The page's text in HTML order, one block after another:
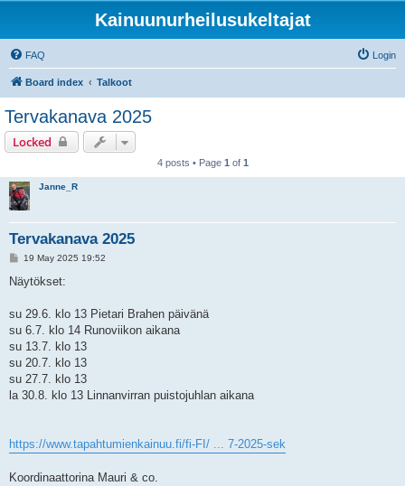
Kainuunurheilusukeltajat
FAQ Login
Board index Talkoot
Tervakanava 2025
Locked
4 posts • Page 1 of 1
Janne_R
Tervakanava 2025
P
s
19 May 2025 19:52
Näytökset:
su 29.6. klo 13 Pietari Brahen päivänä
su 6.7. klo 14 Runoviikon aikana
su 13.7. klo 13
su 20.7. klo 13
su 27.7. klo 13
la 30.8. klo 13 Linnanvirran puistojuhlan aikana
https://www.tapahtumienkainuu.fi/fi-FI/ ... 7-2025-sek
Koordinaattorina Mauri & co.